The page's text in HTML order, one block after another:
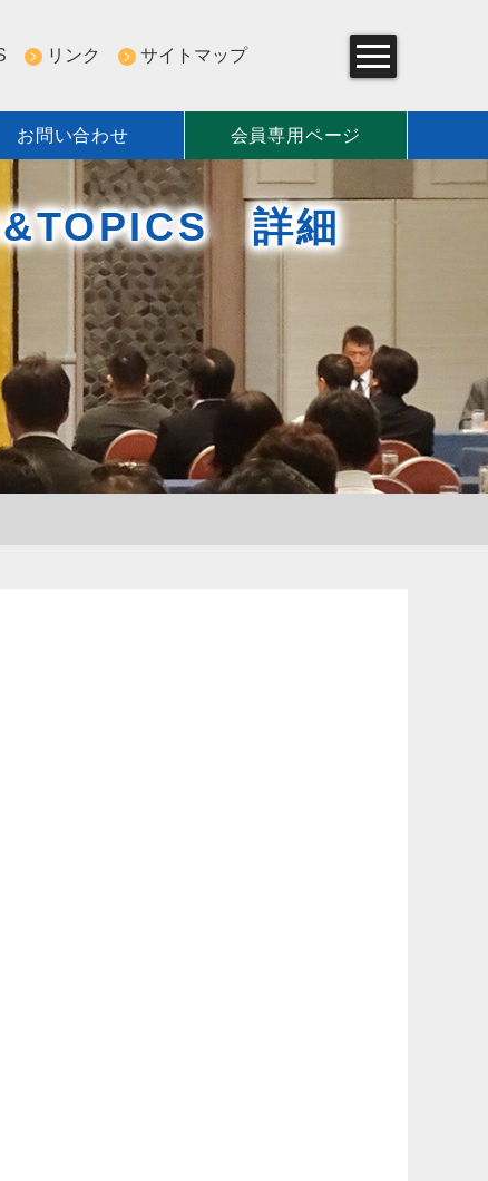
リンク サイトマップ
いて
お問い合わせ 会員専用ページ
詳細